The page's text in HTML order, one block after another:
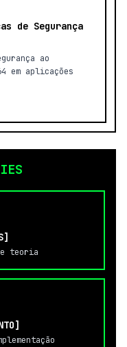
de Segurança
ao
em aplicações
teoria